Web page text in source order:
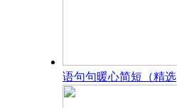
语句句暖心简短（精选